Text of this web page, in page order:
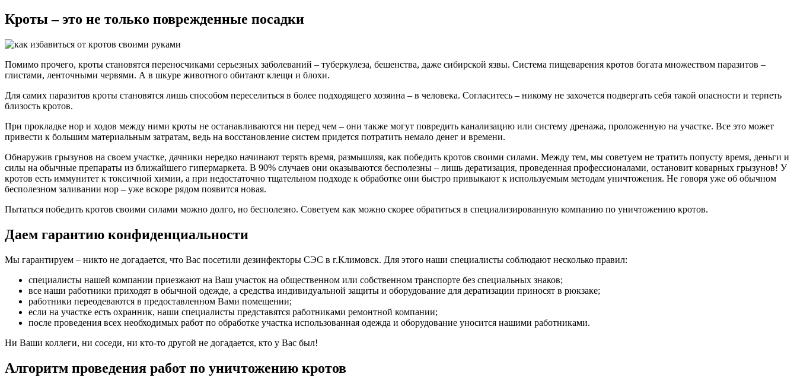
Кроты – это не только поврежденные посадки
Помимо прочего, кроты становятся переносчиками серьезных заболеваний – туберкулеза, бешенства, даже сибирской язвы. Система пищеварения кротов богата множеством паразитов –
глистами, ленточными червями. А в шкуре животного обитают клещи и блохи.
Для самих паразитов кроты становятся лишь способом переселиться в более подходящего хозяина – в человека. Согласитесь – никому не захочется подвергать себя такой опасности и терпеть
близость кротов.
При прокладке нор и ходов между ними кроты не останавливаются ни перед чем – они также могут повредить канализацию или систему дренажа, проложенную на участке. Все это может
привести к большим материальным затратам, ведь на восстановление систем придется потратить немало денег и времени.
Обнаружив грызунов на своем участке, дачники нередко начинают терять время, размышляя, как победить кротов своими силами. Между тем, мы советуем не тратить попусту время, деньги и
силы на обычные препараты из ближайшего гипермаркета. В 90% случаев они оказываются бесполезны – лишь дератизация, проведенная профессионалами, остановит коварных грызунов! У
кротов есть иммунитет к токсичной химии, а при недостаточно тщательном подходе к обработке они быстро привыкают к используемым методам уничтожения. Не говоря уже об обычном
бесполезном заливании нор – уже вскоре рядом появится новая.
Пытаться победить кротов своими силами можно долго, но бесполезно. Советуем как можно скорее обратиться в специализированную компанию по уничтожению кротов.
Даем гарантию конфиденциальности
Мы гарантируем – никто не догадается, что Вас посетили дезинфекторы СЭС в г.Климовск. Для этого наши специалисты соблюдают несколько правил:
специалисты нашей компании приезжают на Ваш участок на общественном или собственном транспорте без специальных знаков;
все наши работники приходят в обычной одежде, а средства индивидуальной защиты и оборудование для дератизации приносят в рюкзаке;
работники переодеваются в предоставленном Вами помещении;
если на участке есть охранник, наши специалисты представятся работниками ремонтной компании;
после проведения всех необходимых работ по обработке участка использованная одежда и оборудование уносится нашими работниками.
Ни Ваши коллеги, ни соседи, ни кто-то другой не догадается, кто у Вас был!
Алгоритм проведения работ по уничтожению кротов